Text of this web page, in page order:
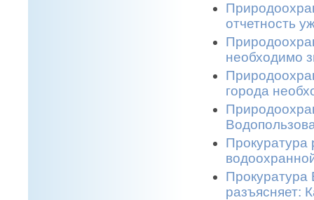
отчетность
необходимо
города
Прокуратура
Прокуратура
разъясняет: